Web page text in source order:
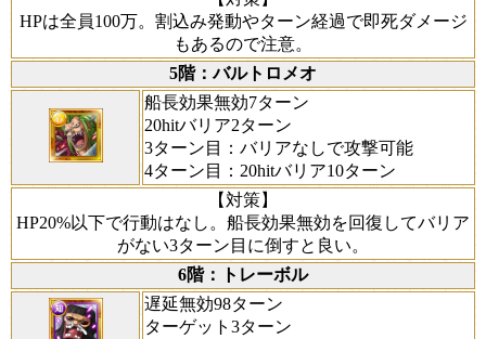
HPは全員100万。割込み発動やターン経過で即死ダメージ
もあるので注意。
5階：バルトロメオ
船長効果無効7ターン
20hitバリア2ターン
3ターン目：バリアなしで攻撃可能
4ターン目：20hitバリア10ターン
【対策】
HP20%以下で行動はなし。船長効果無効を回復してバリア
がない3ターン目に倒すと良い。
6階：トレーボル
遅延無効98ターン
ターゲット3ターン